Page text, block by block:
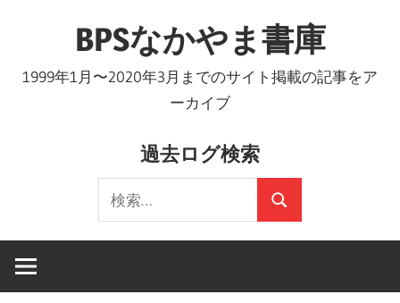
プ
BPSなかやま書庫
1999年1月〜2020年3月までのサイト掲載の記事をア
ーカイブ
過去ログ検索
索:
検
索